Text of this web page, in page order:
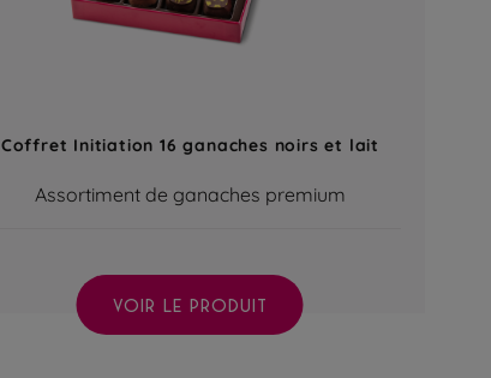
Coffret Initiation 16 ganaches noirs et lait
Assortiment de ganaches premium
VOIR LE PRODUIT